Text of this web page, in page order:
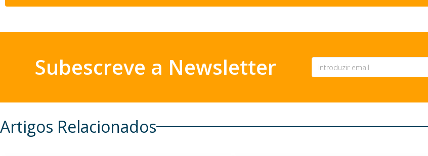
Subescreve a Newsletter
Artigos Relacionados